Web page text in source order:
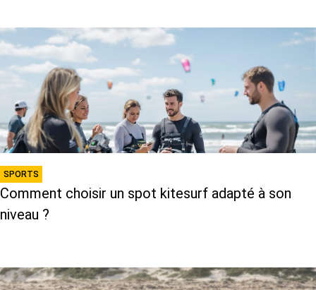
SPORTS
Comment choisir un spot kitesurf adapté à son
niveau ?